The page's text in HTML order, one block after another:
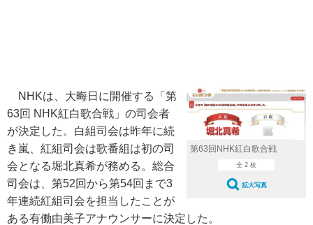
第63回NHK紅白歌合戦
全 2 枚
拡大写真
NHKは、大晦日に開催する「第
63回 NHK紅白歌合戦」の司会者
が決定した。白組司会は昨年に続
き嵐、紅組司会は歌番組は初の司
会となる堀北真希が務める。総合
司会は、第52回から第54回まで3
年連続紅組司会を担当したことが
ある有働由美子アナウンサーに決定した。